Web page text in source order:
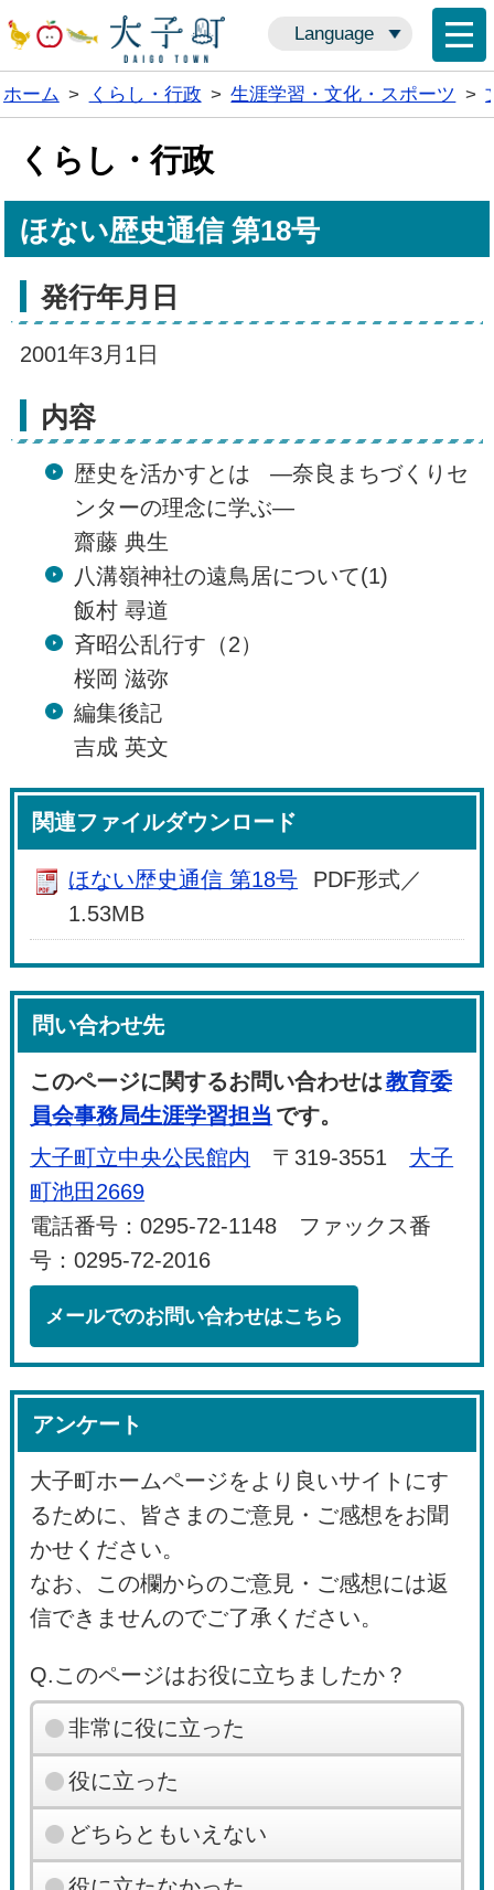
Language
ホーム > くらし・行政 > 生涯学習・文化・スポーツ >
くらし・行政
ほない歴史通信 第18号
発行年月日
2001年3月1日
内容
歴史を活かすとは ―奈良まちづくりセ
ンターの理念に学ぶ―
齋藤 典生
八溝嶺神社の遠鳥居について(1)
飯村 尋道
斉昭公乱行す（2）
桜岡 滋弥
編集後記
吉成 英文
関連ファイルダウンロード
ほない歴史通信 第18号
PDF形式／
1.53MB
問い合わせ先
このページに関するお問い合わせは教育委
員会事務局生涯学習担当 です。
大子町立中央公民館内 〒319-3551 大子
町池田2669
電話番号：0295-72-1148 ファックス番
号：0295-72-2016
メールでのお問い合わせはこちら
アンケート
大子町ホームページをより良いサイトにす
るために、皆さまのご意見・ご感想をお聞
かせください。
なお、この欄からのご意見・ご感想には返
信できませんのでご了承ください。
Q.このページはお役に立ちましたか？
非常に役に立った
役に立った
どちらともいえない